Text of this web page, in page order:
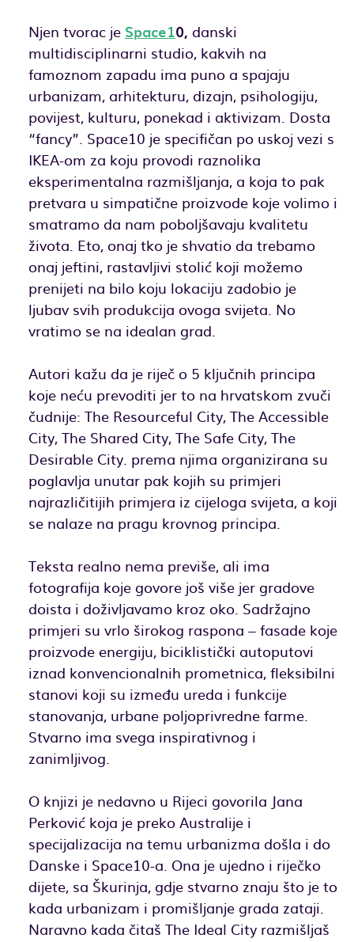
Njen tvorac je Space10, danski
multidisciplinarni studio, kakvih na
famoznom zapadu ima puno a spajaju
urbanizam, arhitekturu, dizajn, psihologiju,
povijest, kulturu, ponekad i aktivizam. Dosta
“fancy”. Space10 je specifičan po uskoj vezi s
IKEA-om za koju provodi raznolika
eksperimentalna razmišljanja, a koja to pak
pretvara u simpatične proizvode koje volimo i
smatramo da nam poboljšavaju kvalitetu
života. Eto, onaj tko je shvatio da trebamo
onaj jeftini, rastavljivi stolić koji možemo
prenijeti na bilo koju lokaciju zadobio je
ljubav svih produkcija ovoga svijeta. No
vratimo se na idealan grad.
Autori kažu da je riječ o 5 ključnih principa
koje neću prevoditi jer to na hrvatskom zvuči
čudnije: The Resourceful City, The Accessible
City, The Shared City, The Safe City, The
Desirable City. prema njima organizirana su
poglavlja unutar pak kojih su primjeri
najrazličitijih primjera iz cijeloga svijeta, a koji
se nalaze na pragu krovnog principa.
Teksta realno nema previše, ali ima
fotografija koje govore još više jer gradove
doista i doživljavamo kroz oko. Sadržajno
primjeri su vrlo širokog raspona – fasade koje
proizvode energiju, biciklistički autoputovi
iznad konvencionalnih prometnica, fleksibilni
stanovi koji su između ureda i funkcije
stanovanja, urbane poljoprivredne farme.
Stvarno ima svega inspirativnog i
zanimljivog.
O knjizi je nedavno u Rijeci govorila Jana
Perković koja je preko Australije i
specijalizacija na temu urbanizma došla i do
Danske i Space10-a. Ona je ujedno i riječko
dijete, sa Škurinja, gdje stvarno znaju što je to
kada urbanizam i promišljanje grada zataji.
Naravno kada čitaš The Ideal City razmišljaš